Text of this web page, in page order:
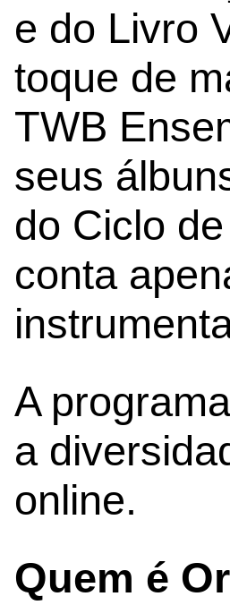
e do Livro
toque de
TWB
seus
do Ciclo
conta
A
a
online.
Quem é